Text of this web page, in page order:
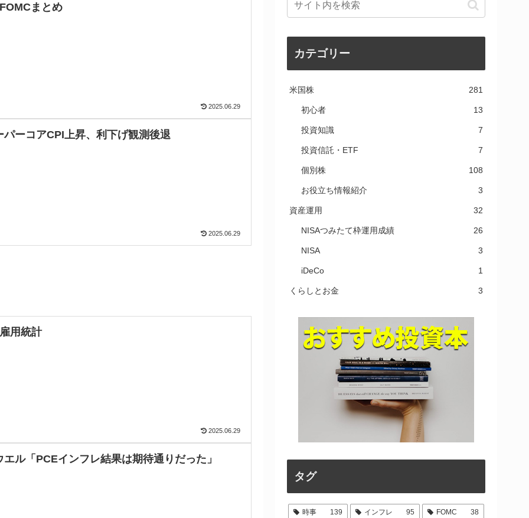
まとめ
2025.06.29
パーコアCPI上昇、利下げ観測後退
2025.06.29
用統計
2025.06.29
エル「PCEインフレ結果は期待通りだった」
カテゴリー
米国株 281
初心者 13
投資知識 7
投資信託・ETF 7
個別株 108
お役立ち情報紹介 3
資産運用 32
NISAつみたて枠運用成績 26
NISA 3
iDeCo 1
くらしとお金 3
タグ
時事 139 インフレ 95 FOMC 38